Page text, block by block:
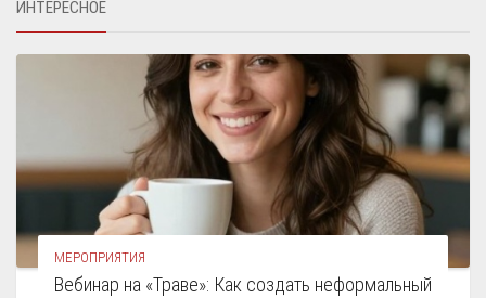
ИНТЕРЕСНОЕ
МЕРОПРИЯТИЯ
Вебинар на «Траве»: Как создать неформальный